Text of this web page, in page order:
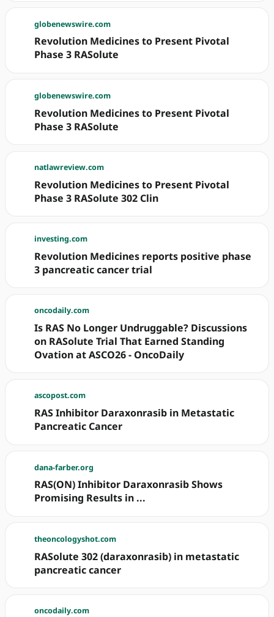
globenewswire.com
Revolution Medicines to Present Pivotal
Phase 3 RASolute
globenewswire.com
Revolution Medicines to Present Pivotal
Phase 3 RASolute
natlawreview.com
Revolution Medicines to Present Pivotal
Phase 3 RASolute 302 Clin
investing.com
Revolution Medicines reports positive phase
3 pancreatic cancer trial
oncodaily.com
Is RAS No Longer Undruggable? Discussions
on RASolute Trial That Earned Standing
Ovation at ASCO26 - OncoDaily
ascopost.com
RAS Inhibitor Daraxonrasib in Metastatic
Pancreatic Cancer
dana-farber.org
RAS(ON) Inhibitor Daraxonrasib Shows
Promising Results in ...
theoncologyshot.com
RASolute 302 (daraxonrasib) in metastatic
pancreatic cancer
oncodaily.com